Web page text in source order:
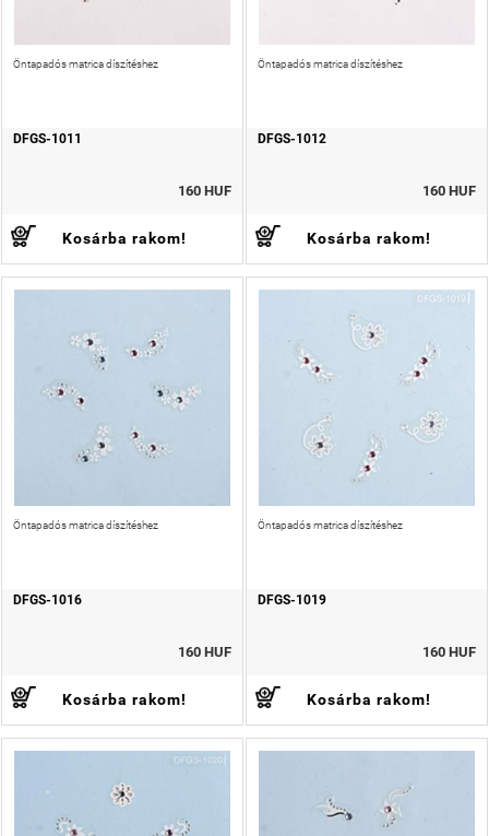
Öntapadós matrica díszítéshez
DFGS-1011
160 HUF
Kosárba rakom!
Öntapadós matrica díszítéshez
DFGS-1012
160 HUF
Kosárba rakom!
Öntapadós matrica díszítéshez
DFGS-1016
160 HUF
Kosárba rakom!
Öntapadós matrica díszítéshez
DFGS-1019
160 HUF
Kosárba rakom!